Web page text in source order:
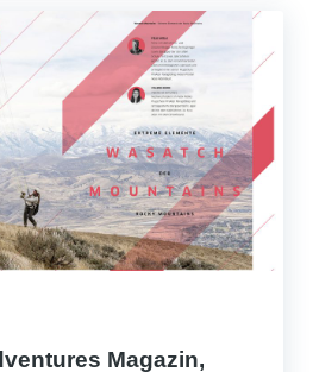
Magazin,